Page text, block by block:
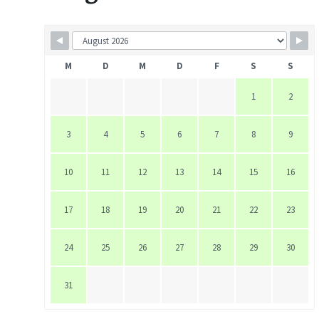
M D M D F S S
1 2
3 4 5 6 7 8 9
10 11 12 13 14 15 16
17 18 19 20 21 22 23
24 25 26 27 28 29 30
31